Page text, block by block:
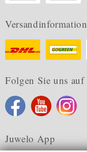
Versandinformation
Folgen Sie uns auf
Juwelo App